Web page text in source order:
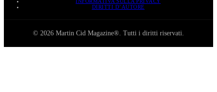
DIRITTI D’AUTORE
© 2026 Martin Cid Magazine®. Tutti i diritti riservati.